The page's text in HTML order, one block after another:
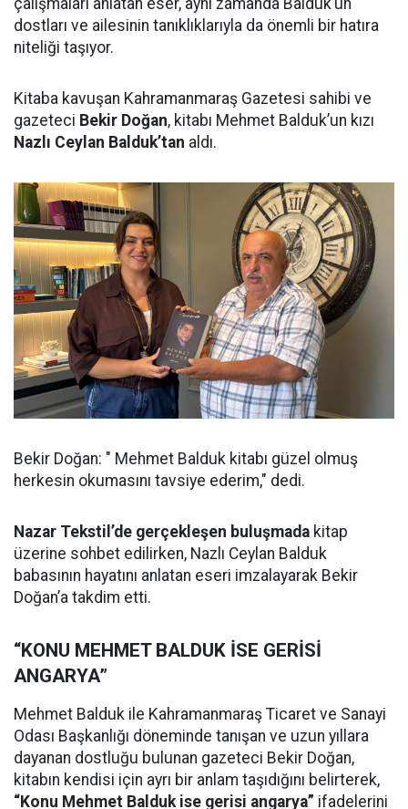
dostları ve ailesinin tanıklıklarıyla da önemli bir hatıra
niteliği taşıyor.
Kitaba kavuşan Kahramanmaraş Gazetesi sahibi ve
gazeteci Bekir Doğan, kitabı Mehmet Balduk’un kızı
Nazlı Ceylan Balduk’tan aldı.
Bekir Doğan: " Mehmet Balduk kitabı güzel olmuş
herkesin okumasını tavsiye ederim," dedi.
Nazar Tekstil’de gerçekleşen buluşmada kitap
üzerine sohbet edilirken, Nazlı Ceylan Balduk
babasının hayatını anlatan eseri imzalayarak Bekir
Doğan’a takdim etti.
“KONU MEHMET BALDUK İSE GERİSİ
ANGARYA”
Mehmet Balduk ile Kahramanmaraş Ticaret ve Sanayi
Odası Başkanlığı döneminde tanışan ve uzun yıllara
dayanan dostluğu bulunan gazeteci Bekir Doğan,
kitabın kendisi için ayrı bir anlam taşıdığını belirterek,
“Konu Mehmet Balduk ise gerisi angarya” ifadelerini